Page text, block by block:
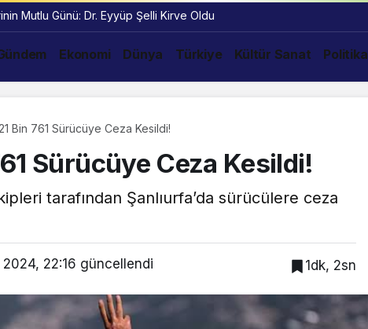
Mutlu Günü: Dr. Eyyüp Şelli Kirve Oldu
Ekonomi Dünya Türkiye Kültür Sanat Politika
Bin 761 Sürücüye Ceza Kesildi!
Sürücüye Ceza Kesildi!
tarafından Şanlıurfa’da sürücülere ceza
22:16 güncellendi 1dk, 2sn